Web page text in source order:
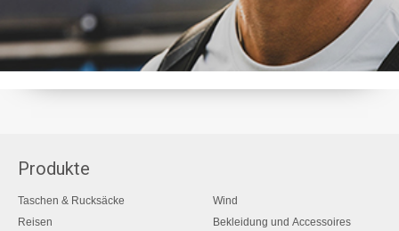
Produkte
Taschen & Rucksäcke
Reisen
Wind
Bekleidung und Accessoires